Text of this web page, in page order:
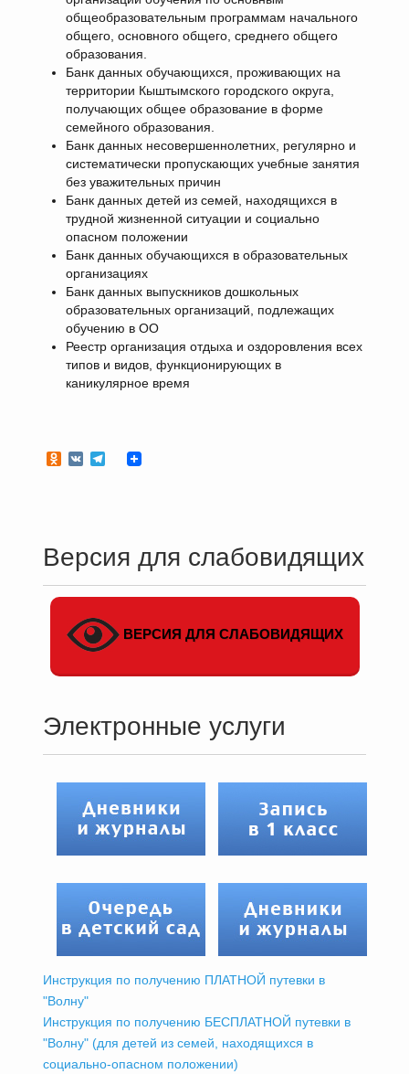
общеобразовательным программам начального
общего, основного общего, среднего общего
образования.
Банк данных обучающихся, проживающих на
территории Кыштымского городского округа,
получающих общее образование в форме
семейного образования.
Банк данных несовершеннолетних, регулярно и
систематически пропускающих учебные занятия
без уважительных причин
Банк данных детей из семей, находящихся в
трудной жизненной ситуации и социально
опасном положении
Банк данных обучающихся в образовательных
организациях
Банк данных выпускников дошкольных
образовательных организаций, подлежащих
обучению в ОО
Реестр организация отдыха и оздоровления всех
типов и видов, функционирующих в
каникулярное время
Odnoklassniki
VKTelegram
Версия для слабовидящих
ВЕРСИЯ ДЛЯ СЛАБОВИДЯЩИХ
Электронные услуги
Инструкция по получению ПЛАТНОЙ путевки в
"Волну"
Инструкция по получению БЕСПЛАТНОЙ путевки в
"Волну" (для детей из семей, находящихся в
социально-опасном положении)